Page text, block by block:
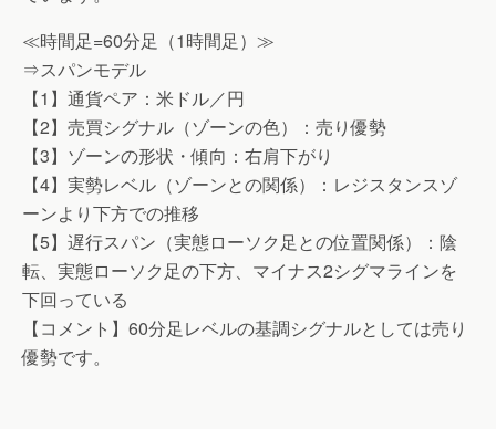
≪時間足=60分足（1時間足）≫
⇒スパンモデル
【1】通貨ペア：米ドル／円
【2】売買シグナル（ゾーンの色）：売り優勢
【3】ゾーンの形状・傾向：右肩下がり
【4】実勢レベル（ゾーンとの関係）：レジスタンスゾ
ーンより下方での推移
【5】遅行スパン（実態ローソク足との位置関係）：陰
転、実態ローソク足の下方、マイナス2シグマラインを
下回っている
【コメント】60分足レベルの基調シグナルとしては売り
優勢です。